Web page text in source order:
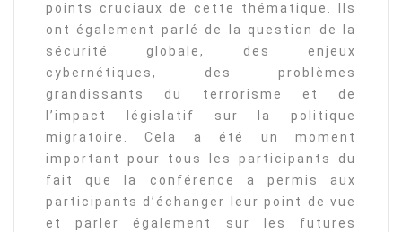
points cruciaux de cette thématique. Ils
ont également parlé de la question de la
sécurité globale, des enjeux
cybernétiques, des problèmes
grandissants du terrorisme et de
l’impact législatif sur la politique
migratoire. Cela a été un moment
important pour tous les participants du
fait que la conférence a permis aux
participants d’échanger leur point de vue
et parler également sur les futures